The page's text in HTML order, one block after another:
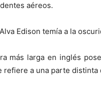
aéreos.
Edison temía a la
más larga en inglés
refiere a una parte distinta